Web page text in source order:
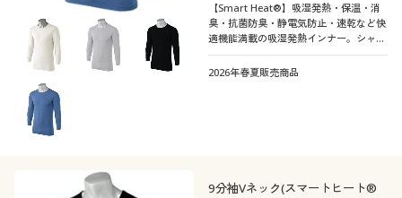
【Smart Heat®】吸湿発熱・保温・消
臭・抗菌防臭・静電気防止・速乾など快
適機能満載の吸湿発熱インナー。シャツ
から袖口が出にくい!「スマートヒート
®」の9分袖クルーネック
2026年春夏販売商品
9分袖Vネック(スマートヒート®